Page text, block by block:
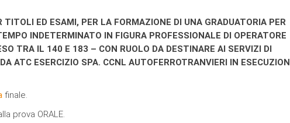
TITOLI ED ESAMI, PER LA FORMAZIONE DI UNA GRADUATORIA PER
INDETERMINATO IN FIGURA PROFESSIONALE DI OPERATORE
TRA IL 140 E 183 – CON RUOLO DA DESTINARE AI SERVIZI DI
ATC ESERCIZIO SPA. CCNL AUTOFERROTRANVIERI IN
finale.
prova ORALE.